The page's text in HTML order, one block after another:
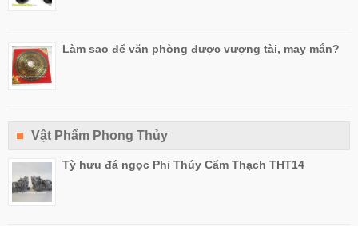
Làm sao để văn phòng được vượng tài, may mắn?
Vật Phẩm Phong Thủy
Tỳ hưu đá ngọc Phỉ Thúy Cẩm Thạch THT14